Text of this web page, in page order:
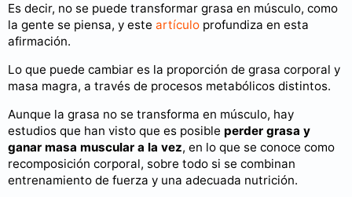
Es decir, no se puede transformar grasa en músculo, como
la gente se piensa, y este artículo profundiza en esta
afirmación.
Lo que puede cambiar es la proporción de grasa corporal y
masa magra, a través de procesos metabólicos distintos.
Aunque la grasa no se transforma en músculo, hay
estudios que han visto que es posible perder grasa y
ganar masa muscular a la vez, en lo que se conoce como
recomposición corporal, sobre todo si se combinan
entrenamiento de fuerza y una adecuada nutrición.